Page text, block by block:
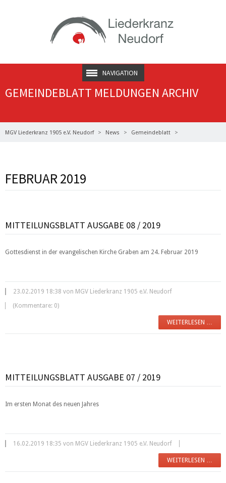
NAVIGATION
GEMEINDEBLATT MELDUNGEN ARCHIV
MGV Liederkranz 1905 e.V. Neudorf News Gemeindeblatt
FEBRUAR 2019
MITTEILUNGSBLATT AUSGABE 08 / 2019
Gottesdienst in der evangelischen Kirche Graben am 24. Februar 2019
23.02.2019 18:38 von MGV Liederkranz 1905 e.V. Neudorf
(Kommentare: 0)
WEITERLESEN …
MITTEILUNGSBLATT AUSGABE 07 / 2019
Im ersten Monat des neuen Jahres
16.02.2019 18:35 von MGV Liederkranz 1905 e.V. Neudorf
WEITERLESEN …